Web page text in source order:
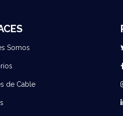
Somos
de Cable